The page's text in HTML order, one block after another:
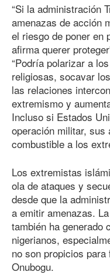
“Si la administración
amenazas de acción
el riesgo de poner en
afirma querer
“Podría polarizar a
religiosas, socavar
las relaciones
extremismo y
Incluso si Estados
operación militar, sus
combustible a los
Los extremistas
ola de ataques y
desde que la
a emitir amenazas.
también ha generado
nigerianos,
no son propicios
Onubogu.